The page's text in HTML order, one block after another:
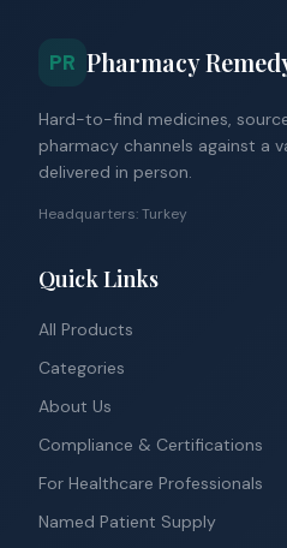
PR Pharmacy
Hard-to-find medicines,
pharmacy channels against a
delivered in person.
Headquarters: Turkey
Quick Links
All Products
Categories
About Us
Compliance & Certifications
For Healthcare Professionals
Named Patient Supply